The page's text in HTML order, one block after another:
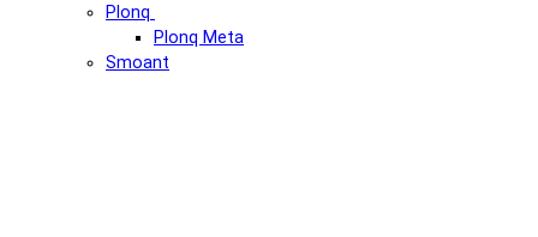
Plonq
Plonq Meta
Smoant